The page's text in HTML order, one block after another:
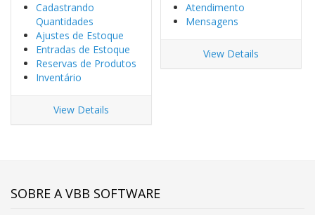
Cadastrando
Quantidades
Ajustes de Estoque
Entradas de Estoque
Reservas de Produtos
Inventário
View Details
Atendimento
Mensagens
View Details
SOBRE A VBB SOFTWARE